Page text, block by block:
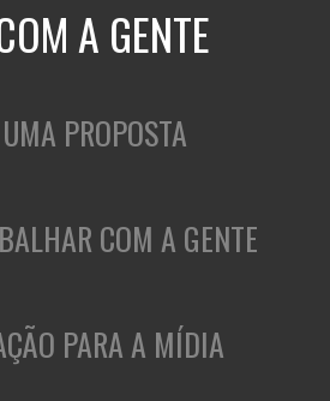
A GENTE
PROPOSTA
COM A GENTE
PARA A MÍDIA